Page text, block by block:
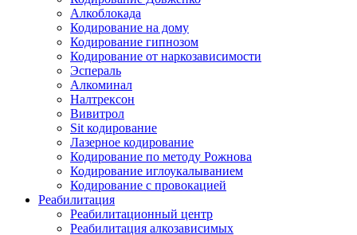
Алкоблокада
Кодирование на дому
Кодирование гипнозом
Кодирование от наркозависимости
Эспераль
Алкоминал
Налтрексон
Вивитрол
Sit кодирование
Лазерное кодирование
Кодирование по методу Рожнова
Кодирование иглоукалыванием
Кодирование с провокацией
Реабилитация
Реабилитационный центр
Реабилитация алкозависимых